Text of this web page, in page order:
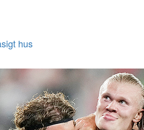
hus